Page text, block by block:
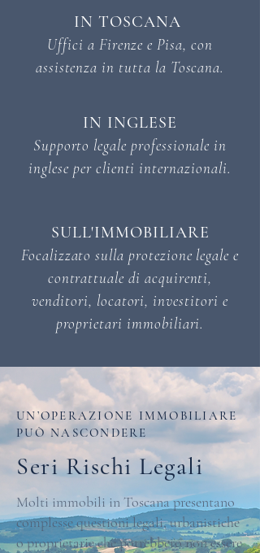
IN TOSCANA
Uffici a Firenze e Pisa, con
assistenza in tutta la Toscana.
IN INGLESE
Supporto legale professionale in
inglese per clienti internazionali.
SULL'IMMOBILIARE
Focalizzato sulla protezione legale e
contrattuale di acquirenti,
venditori, locatori, investitori e
proprietari immobiliari.
UN’OPERAZIONE IMMOBILIARE
PUÒ NASCONDERE
Seri Rischi Legali
Molti immobili in Toscana presentano
complesse questioni legali, urbanistiche
o proprietarie che potrebbero non essere